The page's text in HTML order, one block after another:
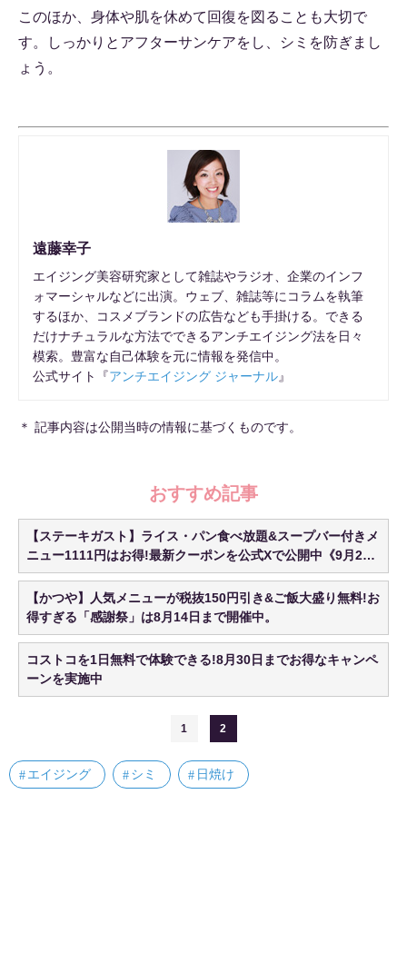
このほか、身体や肌を休めて回復を図ることも大切で
す。しっかりとアフターサンケアをし、シミを防ぎまし
ょう。
遠藤幸子
エイジング美容研究家として雑誌やラジオ、企業のインフ
ォマーシャルなどに出演。ウェブ、雑誌等にコラムを執筆
するほか、コスメブランドの広告なども手掛ける。できる
だけナチュラルな方法でできるアンチエイジング法を日々
模索。豊富な自己体験を元に情報を発信中。
公式サイト『アンチエイジング ジャーナル』
＊ 記事内容は公開当時の情報に基づくものです。
おすすめ記事
【ステーキガスト】ライス・パン食べ放題&スープバー付きメ
ニュー1111円はお得!最新クーポンを公式Xで公開中《9月23
日まで》
【かつや】人気メニューが税抜150円引き&ご飯大盛り無料!お
得すぎる「感謝祭」は8月14日まで開催中。
コストコを1日無料で体験できる!8月30日までお得なキャンペ
ーンを実施中
1 2
エイジング シミ 日焼け